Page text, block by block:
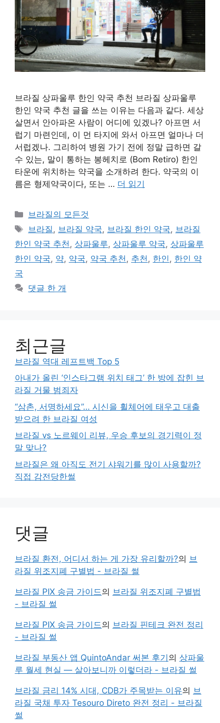
브라질 상파울루 한인 약국 추천 브라질 상파울루
한인 약국 추천 글을 쓰는 이유는 다음과 같다. 세상
살면서 안아파온 사람이 어디에 있겠나? 아프면 서
럽기 마련인데, 이 먼 타지에 와서 아프면 얼마나 더
서럽겠나. 그리하여 병원 가기 전에 정말 급하면 갈
수 있는, 말이 통하는 봉헤치로 (Bom Retiro) 한인
타운에 위치하는 약국을 소개하려 한다. 약국의 이
름은 형제약국이다, 또는 … 더 읽기
카
테
리
브라질의 모든것
태
그
브라질 , 브라질 약국, 브라질 한인 약국, 브라질
한인 약국 추천 , 상파울루, 상파울루 약국, 상파울루
한인 약국, 약, 약국, 약국 추천 , 추천 , 한인 , 한인 약
국
댓글 한 개
최근글
브라질 역대 레프트백 Top 5
아내가 올린 ‘인스타그램 위치 태그’ 한 방에 잡힌 브
라질 거물 범죄자
“삼촌, 서명하세요”… 시신을 휠체어에 태우고 대출
받으려 한 브라질 여성
브라질 vs 노르웨이 리뷰, 우승 후보의 경기력이 정
말 맞나?
브라질은 왜 아직도 전기 샤워기를 많이 사용할까?
직접 감전당한썰
댓글
브라질 환전, 어디서 하는 게 가장 유리할까?의 브
라질 위조지폐 구별법 - 브라질 썰
브라질 PIX 송금 가이드의 브라질 위조지폐 구별법
- 브라질 썰
브라질 PIX 송금 가이드의 브라질 핀테크 완전 정리
- 브라질 썰
브라질 부동산 앱 QuintoAndar 써본 후기의 상파울
루 월세 현실 — 살아보니까 이렇더라 - 브라질 썰
브라질 금리 14% 시대, CDB가 주목받는 이유의 브
라질 국채 투자 Tesouro Direto 완전 정리 - 브라질
썰